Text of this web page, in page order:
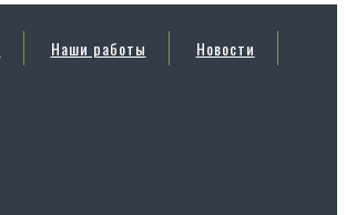
Наши работы
Новости